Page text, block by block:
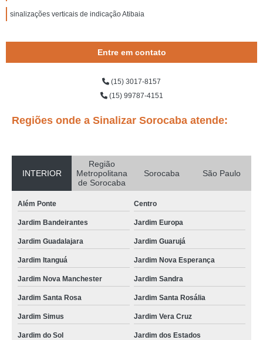
sinalizações verticais de indicação Atibaia
Entre em contato
(15) 3017-8157
(15) 99787-4151
Regiões onde a Sinalizar Sorocaba atende:
INTERIOR
Região
Metropolitana
de Sorocaba
Sorocaba São Paulo
Além Ponte Centro
Jardim Bandeirantes Jardim Europa
Jardim Guadalajara Jardim Guarujá
Jardim Itanguá Jardim Nova Esperança
Jardim Nova Manchester Jardim Sandra
Jardim Santa Rosa Jardim Santa Rosália
Jardim Simus Jardim Vera Cruz
Jardim do Sol Jardim dos Estados